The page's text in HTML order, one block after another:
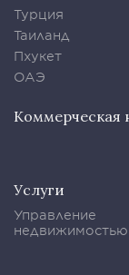
Турция
Таиланд
Пхукет
ОАЭ
Коммерческая
Услуги
Управление
недвижимостью